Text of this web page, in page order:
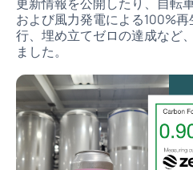
および風力発電による100%
行、埋め立てゼロの達成など
ました。